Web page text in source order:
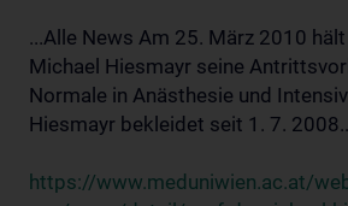
...Alle News Am 25. März 2010 hält
Michael Hiesmayr seine
Normale in Anästhesie und
Hiesmayr bekleidet seit 1. 7.
https://www.meduniwien.ac.at/